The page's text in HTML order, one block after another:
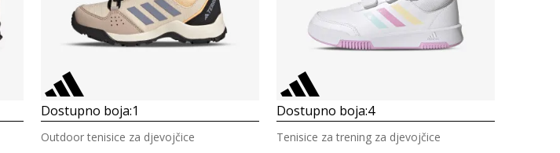
Dostupno boja:1
Outdoor tenisice za djevojčice
Dostupno boja:4
Tenisice za trening za djevojčice